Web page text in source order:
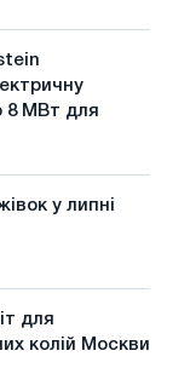
8 МВт для
у липні
для
колій Москви